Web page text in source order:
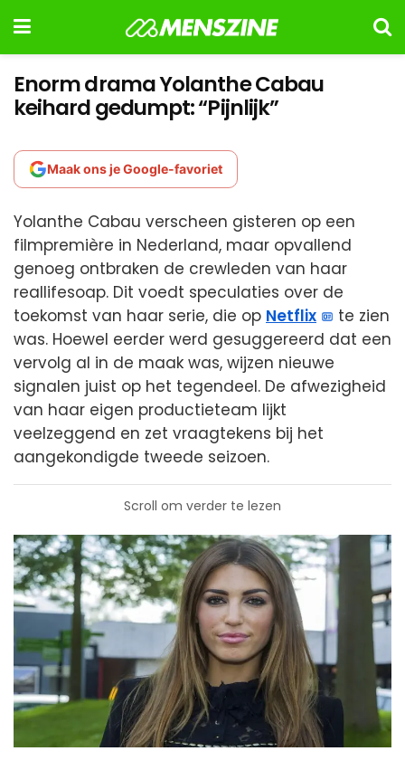
Enorm drama Yolanthe Cabau
keihard gedumpt: “Pijnlijk”
Maak ons je Google-favoriet
Yolanthe Cabau verscheen gisteren op een
filmpremière in Nederland, maar opvallend
genoeg ontbraken de crewleden van haar
reallifesoap. Dit voedt speculaties over de
toekomst van haar serie, die op Netflix
te zien
was. Hoewel eerder werd gesuggereerd dat een
vervolg al in de maak was, wijzen nieuwe
signalen juist op het tegendeel. De afwezigheid
van haar eigen productieteam lijkt
veelzeggend en zet vraagtekens bij het
aangekondigde tweede seizoen.
Scroll om verder te lezen